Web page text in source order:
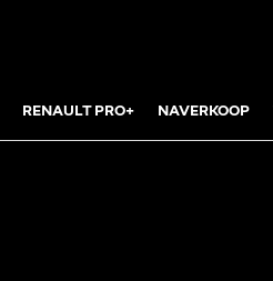
RENAULT PRO+ NAVERKOOP